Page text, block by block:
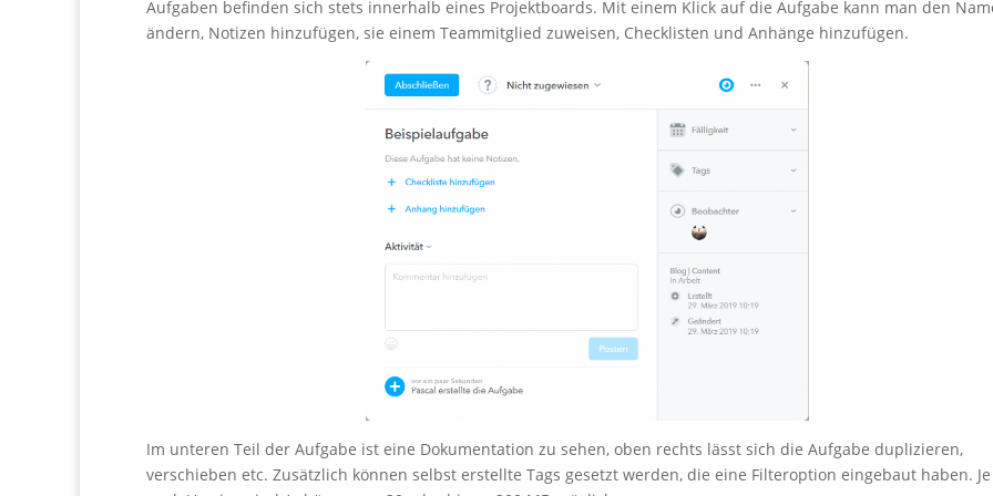
Aufgaben befinden sich stets innerhalb eines Projektboards. Mit einem Klick auf die Aufgabe kann man den
ändern, Notizen hinzufügen, sie einem Teammitglied zuweisen, Checklisten und Anhänge hinzufügen.
Im unteren Teil der Aufgabe ist eine Dokumentation zu sehen, oben rechts lässt sich die Aufgabe duplizieren,
verschieben etc. Zusätzlich können selbst erstellte Tags gesetzt werden, die eine Filteroption eingebaut haben. Je